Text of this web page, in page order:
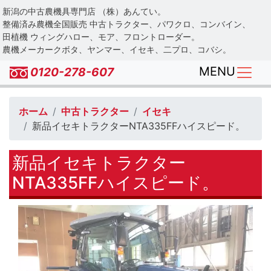
Skip
to
main
content
新潟の中古農機具専門店 （株）あんてい。
整備済み農機全国販売 中古トラクター、パワクロ、コンバイン、
田植機 ウィングハロー、モア、フロントローダー。
農機メーカークボタ、ヤンマー、イセキ、二プロ、コバシ。
0120-278-607 MENU
ホーム 中古トラクター
イセキ
新品イセキトラクターNTA335FFハイスピード。
新品イセキトラクター
NTA335FFハイスピード。